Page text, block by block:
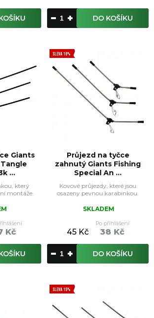
DO KOŠÍKU
Giants
...
který
montáže.
Kč
SLEVA 16%
Průjezd na tyčce
zahnutý Giants Fishing
Special An ...
Kovové průjezdy, které jsou
osazeny pevnou karabinkou.
SKLADEM
45 Kč
Po přihlášení
38 Kč
DO KOŠÍKU
SLEVA 15%